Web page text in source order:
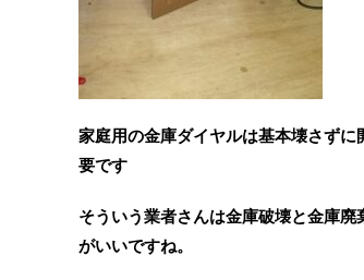
家庭用の金庫ダイヤルは基本壊さず
要です
そういう業者さんは金庫破壊と金庫
がいいですね。